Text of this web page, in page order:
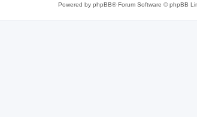
Powered by phpBB® Forum Software © phpBB